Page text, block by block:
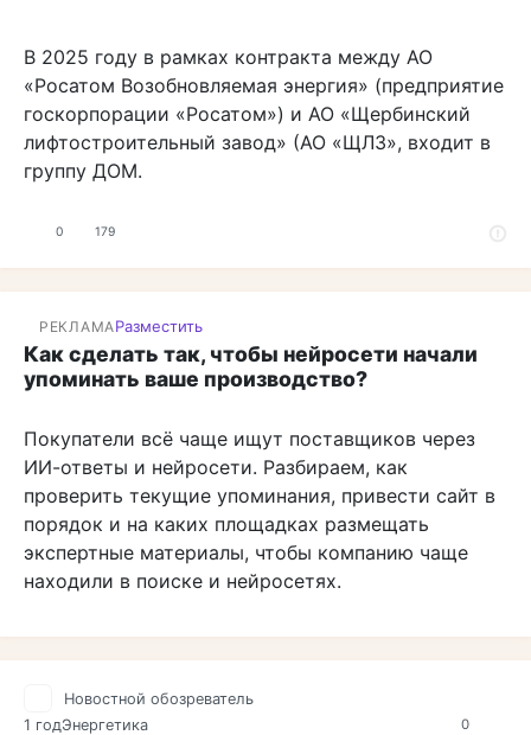
В 2025 году в рамках контракта между АО
«Росатом Возобновляемая энергия» (предприятие
госкорпорации «Росатом») и АО «Щербинский
лифтостроительный завод» (АО «ЩЛЗ», входит в
группу ДОМ.
0 179
РЕКЛАМАРазместить
Как сделать так, чтобы нейросети начали
упоминать ваше производство?
Покупатели всё чаще ищут поставщиков через
ИИ-ответы и нейросети. Разбираем, как
проверить текущие упоминания, привести сайт в
порядок и на каких площадках размещать
экспертные материалы, чтобы компанию чаще
находили в поиске и нейросетях.
0
Новостной обозреватель
1 годЭнергетика